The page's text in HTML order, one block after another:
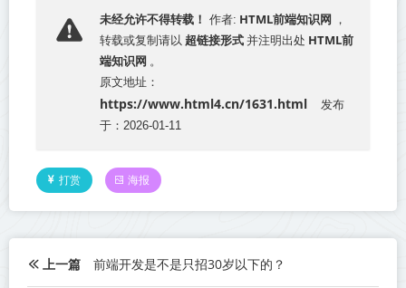
未经允许不得转载！ 作者: HTML前端知识网 ，
转载或复制请以 超链接形式 并注明出处 HTML前
端知识网 。
原文地址：
https://www.html4.cn/1631.html
发布
于：2026-01-11
打赏 海报
上一篇 前端开发是不是只招30岁以下的？